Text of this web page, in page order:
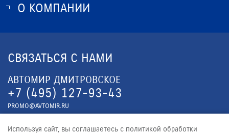
ОПТОВЫЕ ПРОДАЖИ ЗАПЧАСТЕЙ
НОВОСТИ
О КОМПАНИИ
ЮРИДИЧЕСКАЯ ИНФОРМАЦИЯ
СВЯЗАТЬСЯ С НАМИ
АВТОМИР ДМИТРОВСКОЕ
+7 (495) 127-93-43
PROMO@AVTOMIR.RU
АВТОМИР ИРКУТСКАЯ
Используя сайт, вы соглашаетесь с политикой обработки